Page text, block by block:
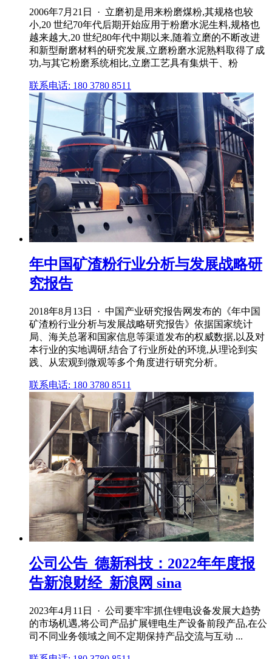
2006年7月21日 · 立磨初是用来粉磨煤粉,其规格也较
小,20 世纪70年代后期开始应用于粉磨水泥生料,规格也
越来越大,20 世纪80年代中期以来,随着立磨的不断改进
和新型耐磨材料的研究发展,立磨粉磨水泥熟料取得了成
功,与其它粉磨系统相比,立磨工艺具有集烘干、粉
联系电话: 180 3780 8511
年中国矿渣粉行业分析与发展战略研
究报告
2018年8月13日 · 中国产业研究报告网发布的《年中国
矿渣粉行业分析与发展战略研究报告》依据国家统计
局、海关总署和国家信息等渠道发布的权威数据,以及对
本行业的实地调研,结合了行业所处的环境,从理论到实
践、从宏观到微观等多个角度进行研究分析。
联系电话: 180 3780 8511
公司公告_德新科技：2022年年度报
告新浪财经_新浪网 sina
2023年4月11日 · 公司要牢牢抓住锂电设备发展大趋势
的市场机遇,将公司产品扩展锂电生产设备前段产品,在公
司不同业务领域之间不定期保持产品交流与互动 ...